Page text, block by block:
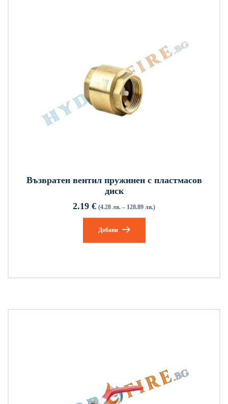
Възвратен вентил пружинен с пластмасов
диск
2.19 € (4.28 лв. – 128.89 лв.)
Добави